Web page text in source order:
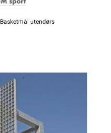
Basketmål utendørs